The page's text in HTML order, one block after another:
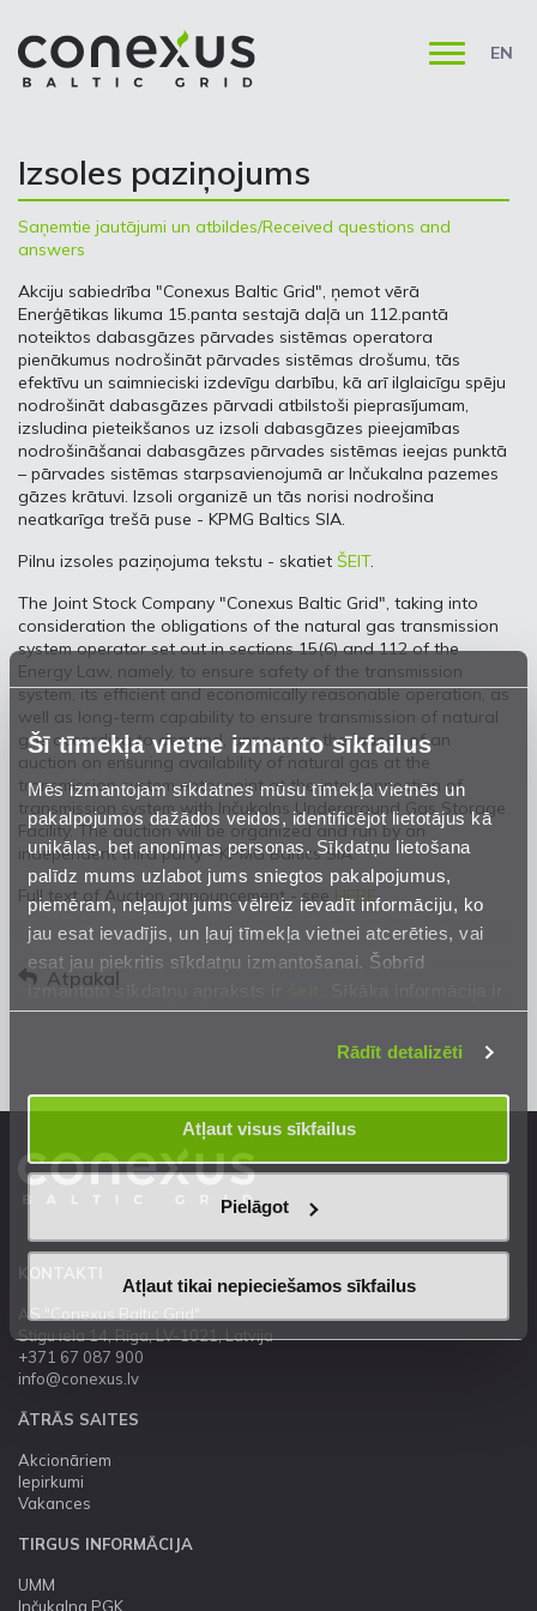
Šī tīmekļa vietne izmanto sīkfailus
Mēs izmantojam sīkdatnes mūsu tīmekļa vietnēs un
pakalpojumos dažādos veidos, identificējot lietotājus kā
unikālas, bet anonīmas personas. Sīkdatņu lietošana
palīdz mums uzlabot jums sniegtos pakalpojumus,
piemēram, neļaujot jums vēlreiz ievadīt informāciju, ko
jau esat ievadījis, un ļauj tīmekļa vietnei atcerēties, vai
esat jau piekritis sīkdatņu izmantošanai. Šobrīd
izmantoto sīkdatņu apraksts ir
mūsuPrivātuma atrunā.
Rādīt detalizēti
Atļaut visus sīkfailus
Pielāgot
Atļaut tikai nepieciešamos sīkfailus
EN
Izsoles paziņojums
Saņemtie jautājumi un atbildes/Received questions and
answers
Akciju sabiedrība "Conexus Baltic Grid", ņemot vērā
Enerģētikas likuma 15.panta sestajā daļā un 112.pantā
noteiktos dabasgāzes pārvades sistēmas operatora
pienākumus nodrošināt pārvades sistēmas drošumu, tās
efektīvu un saimnieciski izdevīgu darbību, kā arī ilglaicīgu spēju
nodrošināt dabasgāzes pārvadi atbilstoši pieprasījumam,
izsludina pieteikšanos uz izsoli dabasgāzes pieejamības
nodrošināšanai dabasgāzes pārvades sistēmas ieejas punktā
– pārvades sistēmas starpsavienojumā ar Inčukalna pazemes
gāzes krātuvi. Izsoli organizē un tās norisi nodrošina
neatkarīga trešā puse - KPMG Baltics SIA.
Pilnu izsoles paziņojuma tekstu - skatiet ŠEIT.
The Joint Stock Company "Conexus Baltic Grid", taking into
consideration the obligations of the natural gas transmission
system operator set out in sections 15(6) and 112 of the
Energy Law, namely, to ensure safety of the transmission
system, its efficient and economically reasonable operation, as
well as long-term capability to ensure transmission of natural
gas according to demand, announces the launch of an
auction on ensuring availability of natural gas at the
transmission system entry point at the interconnection of
transmission system with Inčukalns Underground Gas Storage
Facility. The auction will be organized and run by an
independent third party - KPMG Baltics SIA.
Full text of Auction announcement - see HERE.
Atpakaļ
AS "Conexus Baltic Grid"
Stigu iela 14, Rīga, LV-1021, Latvija
+371 67 087 900
info@conexus.lv
ĀTRĀS SAITES
Akcionāriem
Iepirkumi
Vakances
TIRGUS INFORMĀCIJA
UMM
Inčukalna PGK